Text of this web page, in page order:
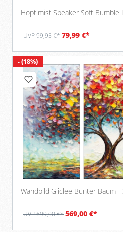
Hoptimist Speaker Soft Bumble
UVP 99,95 €*79,99 €*
- (18%)
Wandbild Gliclee Bunter Baum
UVP 699,00 €*569,00 €*